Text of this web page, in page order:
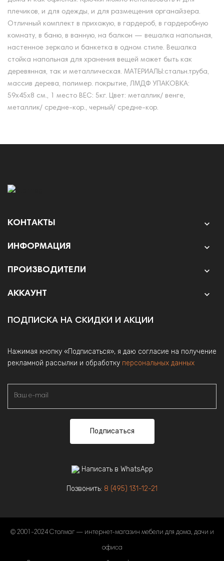
плечиков, и для одежды, и для размещения органайзера.
Отличный комплект в прихожую, в гардероб, в гардеробную
комнату, в баню, в ванную, на балкон — вешалка напольная,
настенное зеркало и банкетка в одном стиле. Вешалка
стойка напольная для хранения вещей может быть как
деревянная, так и металлическая. МАТЕРИАЛЫ:стальн.труба,
массив дерева, полимер. покрытие, ЛМДФ УПАКОВКА:
59х45х8 см., 1 место ВЕС: 5кг. Цвет: металлик/ венге,
металлик/ средне-кор., черный/ средне-кор.
КОНТАКТЫ 
ИНФОРМАЦИЯ 
ПРОИЗВОДИТЕЛИ 
АККАУНТ 
ПОДПИСКА НА СКИДКИ И АКЦИИ
Нажимая кнопку «Подписаться», я даю согласие на получение
рекламной рассылки и обработку персональных данных
Подписаться
Написать в WhatsApp
Позвонить: 8 (495) 131-12-21
© 2001-2024 Столмаг — интернет-магазин мебели для дома, дачи и
офиса